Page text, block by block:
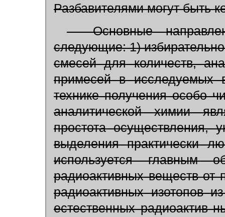
Разбавителями могут быть
Основные
следующие: 1)
смесей для количеств,
примесей в исследуемых
технике получения особо
аналитической химии
простота осуществления,
выделения практически
используется главным
радиоактивных веществ от
радиоактивных изотопов
естественных радиоактив